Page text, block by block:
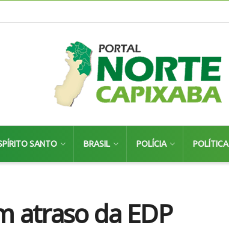
SANTO BRASIL POLÍCIA POLÍTICA
atraso da EDP